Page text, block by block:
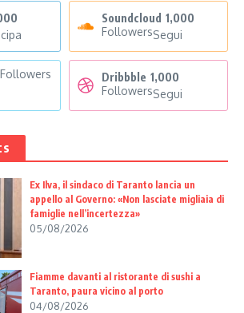
Soundcloud 1,000
FollowersSegui
Followers
Dribbble 1,000
FollowersSegui
Ex Ilva, il sindaco di Taranto lancia un
appello al Governo: «Non lasciate migliaia di
famiglie nell’incertezza»
05/08/2026
Fiamme davanti al ristorante di sushi a
Taranto, paura vicino al porto
04/08/2026